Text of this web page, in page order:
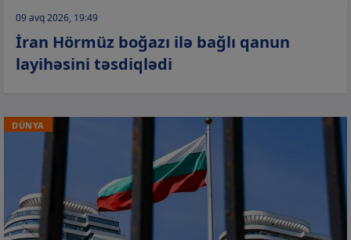
09 avq 2026, 19:49
İran Hörmüz boğazı ilə bağlı qanun
layihəsini təsdiqlədi
DÜNYA